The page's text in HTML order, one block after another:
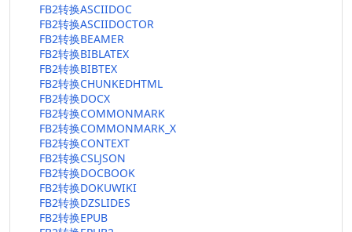
FB2转换ASCIIDOC
FB2转换ASCIIDOCTOR
FB2转换BEAMER
FB2转换BIBLATEX
FB2转换BIBTEX
FB2转换CHUNKEDHTML
FB2转换DOCX
FB2转换COMMONMARK
FB2转换COMMONMARK_X
FB2转换CONTEXT
FB2转换CSLJSON
FB2转换DOCBOOK
FB2转换DOKUWIKI
FB2转换DZSLIDES
FB2转换EPUB